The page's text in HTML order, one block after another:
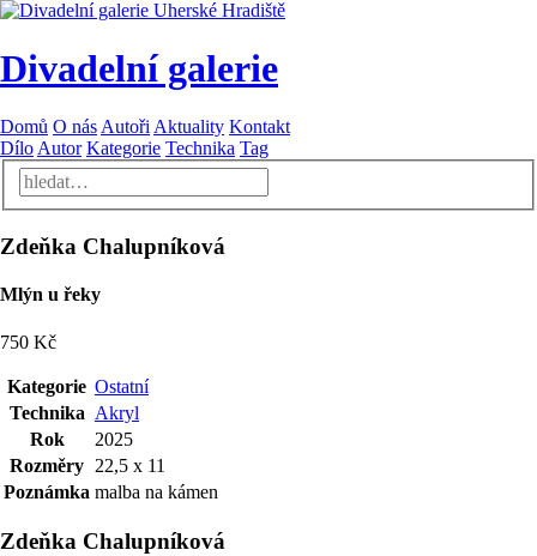
Divadelní galerie
Domů O nás Autoři Aktuality Kontakt
Dílo Autor Kategorie Technika Tag
Zdeňka Chalupníková
Mlýn u řeky
750 Kč
Kategorie Ostatní
Technika Akryl
Rok
2025
Rozměry 22,5 x 11
Poznámka malba na kámen
Zdeňka Chalupníková